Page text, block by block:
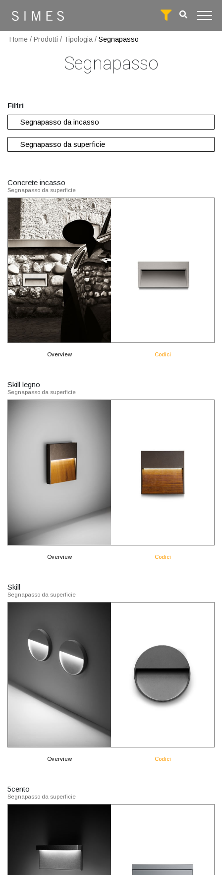
Home / Prodotti / Tipologia / Segnapasso
Segnapasso
Filtri
Segnapasso da incasso
Segnapasso da superficie
Concrete incasso
Segnapasso da superficie
Overview Codici
Skill legno
Segnapasso da superficie
Overview Codici
Skill
Segnapasso da superficie
Overview Codici
5cento
Segnapasso da superficie